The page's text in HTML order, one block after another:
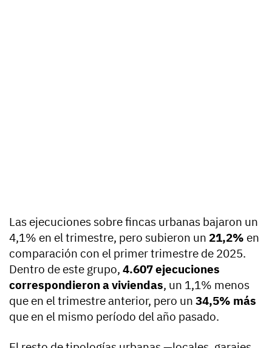
Las ejecuciones sobre fincas urbanas bajaron un
4,1% en el trimestre, pero subieron un 21,2% en
comparación con el primer trimestre de 2025.
Dentro de este grupo, 4.607 ejecuciones
correspondieron a viviendas, un 1,1% menos
que en el trimestre anterior, pero un 34,5% más
que en el mismo período del año pasado.